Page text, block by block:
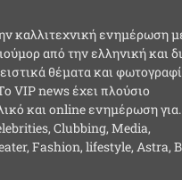
καλλιτεχνική ενημέρωση
από την ελληνική και
θέματα και
VIP news έχει πλούσιο
και online ενημέρωση
Clubbing, Media,
Fashion, lifestyle, Astra,